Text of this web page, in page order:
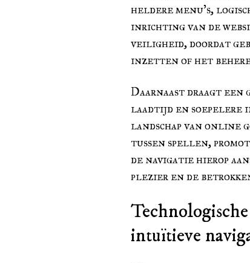
heldere menu’s,
inrichting van de
veiligheid, doordat
inzetten of het
Daarnaast draagt een
laadtijd en soepelere
landschap van online
tussen spellen,
de navigatie hierop
plezier en de
intuïtieve